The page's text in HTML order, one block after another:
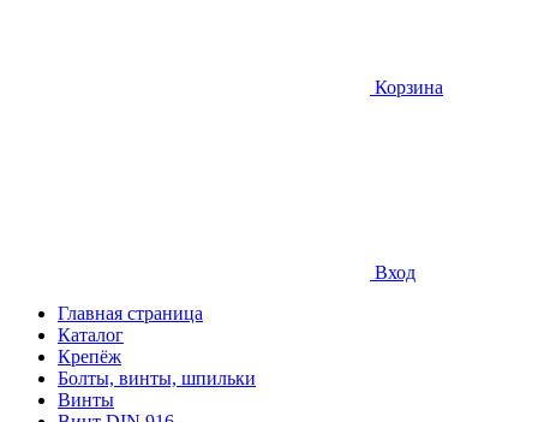
Корзина
Вход
Главная страница
Каталог
Крепёж
Болты, винты, шпильки
Винты